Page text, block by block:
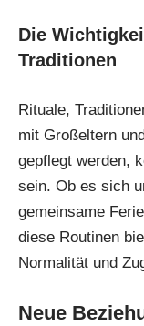
Die
Traditionen
Rituale,
mit Großeltern
gepflegt werden,
sein. Ob es sich
gemeinsame
diese Routinen
Normalität und
Neue